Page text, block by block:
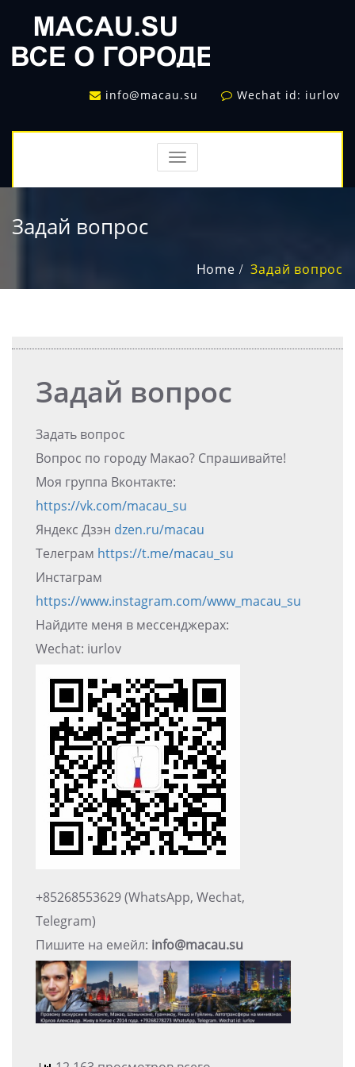
info@macau.su Wechat id: iurlov
TOGGLE
NAVIGATION
Задай вопрос
Home Задай вопрос
Задай вопрос
Задать вопрос
Вопрос по городу Макао? Спрашивайте!
Моя группа Вконтакте:
https://vk.com/macau_su
Яндекс Дзэн dzen.ru/macau
Телеграм https://t.me/macau_su
Инстаграм
https://www.instagram.com/www_macau_su
Найдите меня в мессенджерах:
Wechat: iurlov
+85268553629 (WhatsApp, Wechat,
Telegram)
Пишите на емейл: info@macau.su